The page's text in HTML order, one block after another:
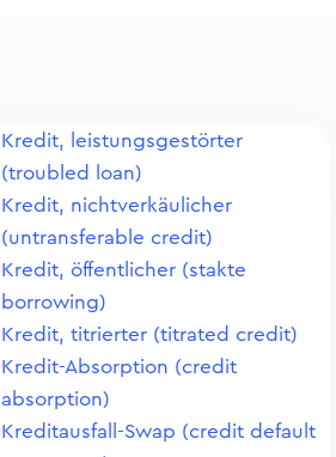
Kredit, leistungsgestörter
(troubled loan)
Kredit, nichtverkäulicher
(untransferable credit)
Kredit, öffentlicher (stakte
borrowing)
Kredit, titrierter (titrated credit)
Kredit-Absorption (credit
absorption)
Kreditausfall-Swap (credit default